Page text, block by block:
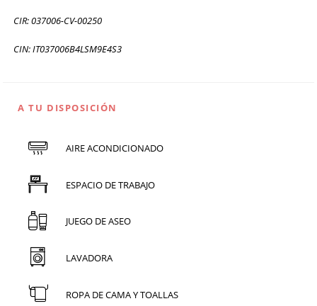
CIR: 037006-CV-00250
CIN: IT037006B4LSM9E4S3
A TU DISPOSICIÓN
AIRE ACONDICIONADO
ESPACIO DE TRABAJO
JUEGO DE ASEO
LAVADORA
ROPA DE CAMA Y TOALLAS